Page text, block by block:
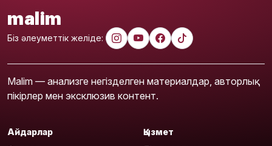
malim
Біз әлеуметтік желіде:
Malim — анализге негізделген материалдар, авторлық
пікірлер мен эксклюзив контент.
Айдарлар Қызмет